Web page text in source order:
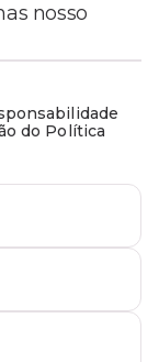
nosso
do Política